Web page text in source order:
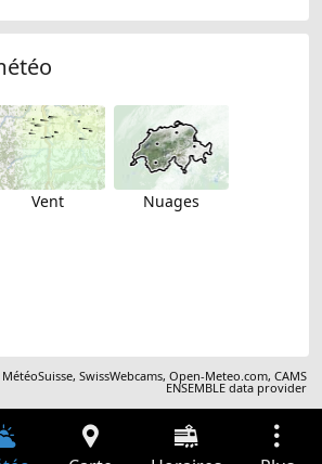
Vent Nuages
MétéoSuisse,SwissWebcams,Open-Meteo.com,CAMS
ENSEMBLE data provider